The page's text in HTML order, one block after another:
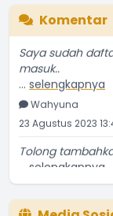
Komentar
Saya sudah
masuk..
...selengkapnya
Wahyuna
23 Agustus 2023
...selengkapnya